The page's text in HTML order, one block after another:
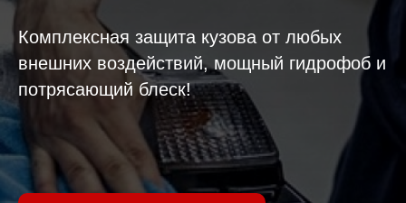
Комплексная защита кузова от любых
внешних воздействий, мощный гидрофоб и
потрясающий блеск!